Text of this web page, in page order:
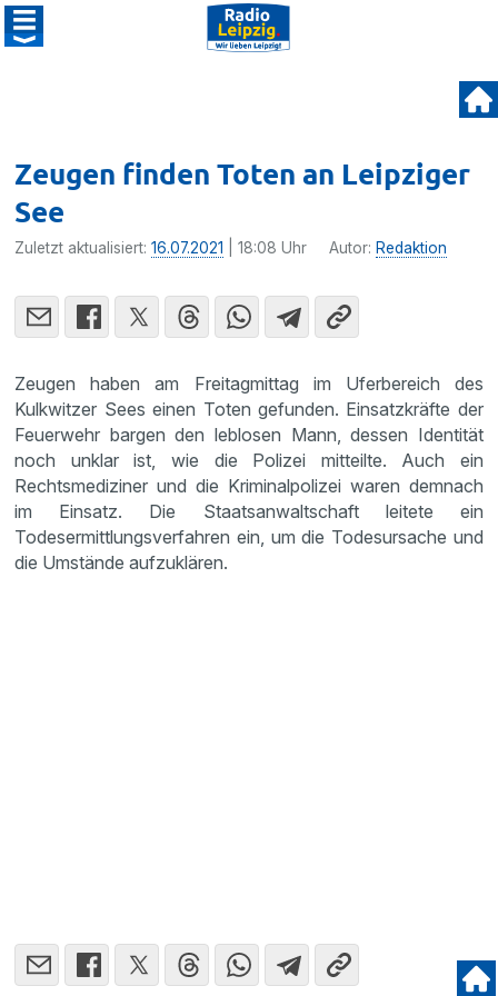
Zeugen finden Toten an Leipziger
See
Zuletzt aktualisiert:16.07.2021 | 18:08 Uhr Autor: Redaktion
Zeugen haben am Freitagmittag im Uferbereich des
Kulkwitzer Sees einen Toten gefunden. Einsatzkräfte der
Feuerwehr bargen den leblosen Mann, dessen Identität
noch unklar ist, wie die Polizei mitteilte. Auch ein
Rechtsmediziner und die Kriminalpolizei waren demnach
im Einsatz. Die Staatsanwaltschaft leitete ein
Todesermittlungsverfahren ein, um die Todesursache und
die Umstände aufzuklären.